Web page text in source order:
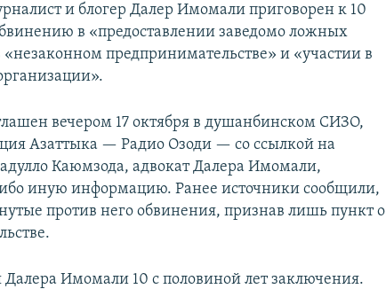
и блогер Далер Имомали приговорен к 10
в «предоставлении заведомо ложных
предпринимательстве» и «участии в
вечером 17 октября в душанбинском СИЗО,
Азаттыка — Радио Озоди — со ссылкой на
Каюмзода, адвокат Далера Имомали,
иную информацию. Ранее источники сообщили,
против него обвинения, признав лишь пункт о
Далера Имомали 10 с половиной лет заключения.